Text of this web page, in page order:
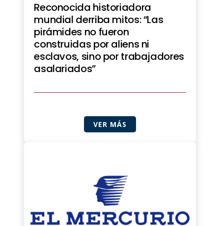
Reconocida historiadora
mundial derriba mitos: “Las
pirámides no fueron
construidas por aliens ni
esclavos, sino por trabajadores
asalariados”
VER MÁS